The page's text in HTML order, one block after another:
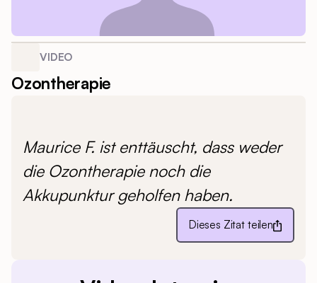
VIDEO
Ozontherapie
Maurice F. ist enttäuscht, dass weder
die Ozontherapie noch die
Akkupunktur geholfen haben.
Dieses Zitat teilen